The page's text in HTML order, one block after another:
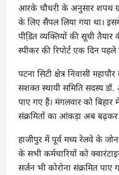
आरके चौधरी के अनुसार शपथ
के लिए सैंपल लिया गया था।
पीडि़त व्यक्तियों की सूची तैयार
स्पीकर की रिपोर्ट एक दिन
पटना सिटी क्षेत्र निवासी
सशक्त स्थायी समिति सदस्य डॉ.
पाए गए हैं। मंगलवार को
संक्रमितों का आंकड़ा अब बढ़कर
हाजीपुर में पूर्व मध्य रेलवे के
के सभी कर्मचारियों को
सर्जन भी कोरोना संक्रमित